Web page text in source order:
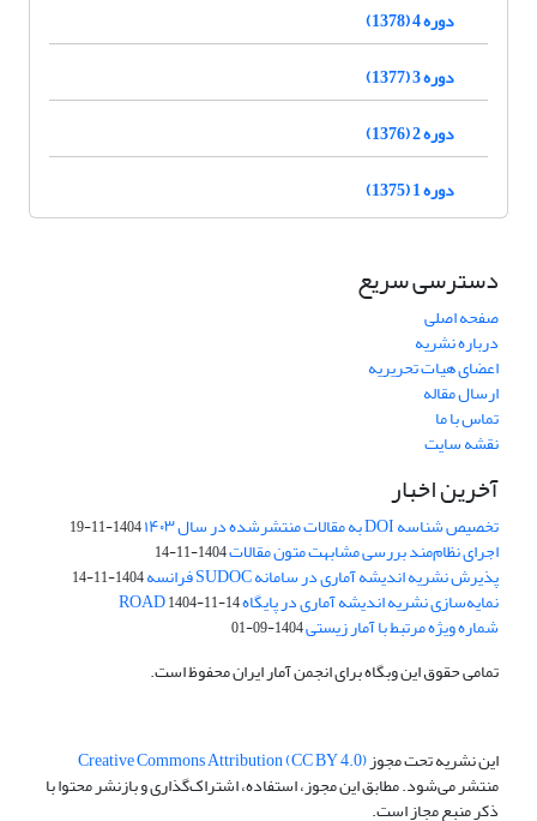
دوره 4 (1378)
دوره 3 (1377)
دوره 2 (1376)
دوره 1 (1375)
دسترسی سریع
صفحه اصلی
درباره نشریه
اعضای هیات تحریریه
ارسال مقاله
تماس با ما
نقشه سایت
آخرین اخبار
تخصیص شناسه DOI به مقالات منتشرشده در سال ۱۴۰۳ 1404-11-19
اجرای نظام‌مند بررسی مشابهت متون مقالات1404-11-14
پذیرش نشریه اندیشه آماری در سامانه SUDOC فرانسه 1404-11-14
نمایه‌سازی نشریه اندیشه آماری در پایگاه ROAD1404-11-14
شماره ویژه مرتبط با آمار زیستی1404-09-01
تمامی حقوق این وبگاه برای انجمن آمار ایران محفوظ است.
این نشریه تحت مجوزCreative Commons Attribution (CC BY 4.0)
منتشر می‌شود. مطابق این مجوز، استفاده، اشتراک‌گذاری و بازنشر محتوا با
ذکر منبع مجاز است.